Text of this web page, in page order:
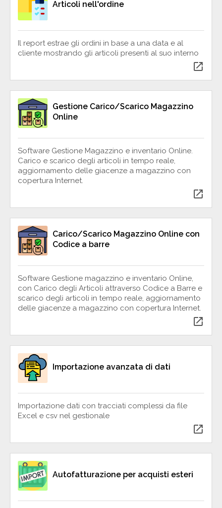
Articoli nell'ordine
Il report estrae gli ordini in base a una data e al
cliente mostrando gli articoli presenti al suo interno
open_in_new
Gestione Carico/Scarico Magazzino
Online
Software Gestione Magazzino e inventario Online.
Carico e scarico degli articoli in tempo reale,
aggiornamento delle giacenze a magazzino con
copertura Internet.
open_in_new
Carico/Scarico Magazzino Online con
Codice a barre
Software Gestione magazzino e inventario Online,
con Carico degli Articoli attraverso Codice a Barre e
scarico degli articoli in tempo reale, aggiornamento
delle giacenze a magazzino con copertura Internet.
open_in_new
Importazione avanzata di dati
Importazione dati con tracciati complessi da file
Excel e csv nel gestionale
open_in_new
Autofatturazione per acquisti esteri